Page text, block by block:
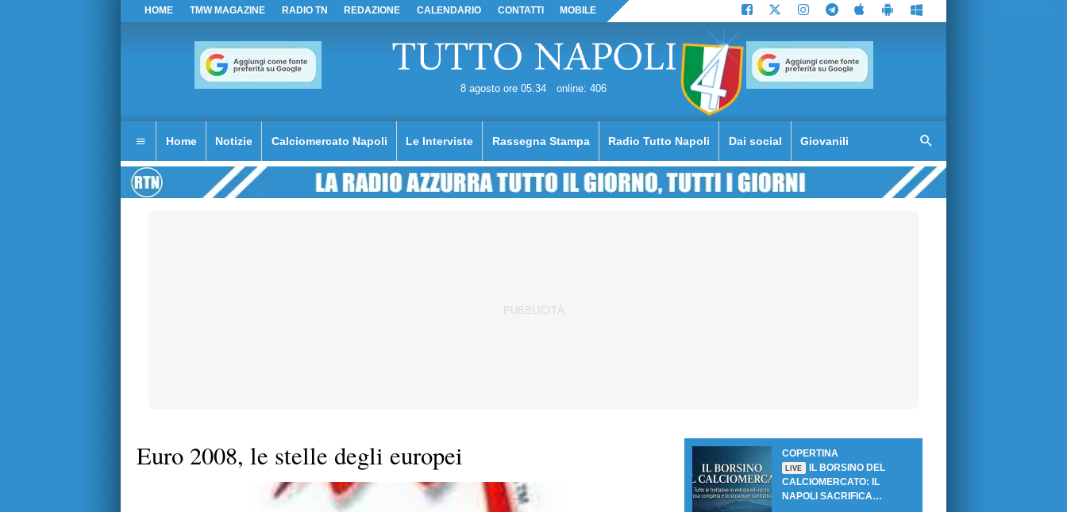
HOME TMW MAGAZINE RADIO TN REDAZIONE CALENDARIO CONTATTI MOBILE
8 agosto ore 05:34 online: 406
Home Notizie Calciomercato Napoli Le Interviste Rassegna Stampa Radio Tutto Napoli Dai social Giovanili
Euro 2008, le stelle degli europei COPERTINA
LIVE
IL BORSINO DEL
CALCIOMERCATO: IL
NAPOLI SACRIFICA